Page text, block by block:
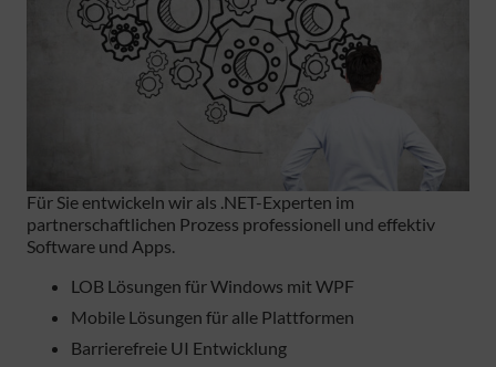
Für Sie entwickeln wir als .NET-Experten im
partnerschaftlichen Prozess professionell und effektiv
Software und Apps.
LOB Lösungen für Windows mit WPF
Mobile Lösungen für alle Plattformen
Barrierefreie UI Entwicklung